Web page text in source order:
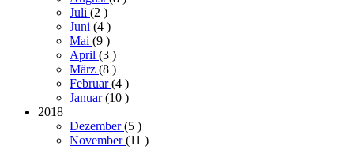
Juli (2 )
Juni (4 )
Mai (9 )
April (3 )
März (8 )
Februar(4 )
Januar(10 )
2018
Dezember(5 )
November(11 )